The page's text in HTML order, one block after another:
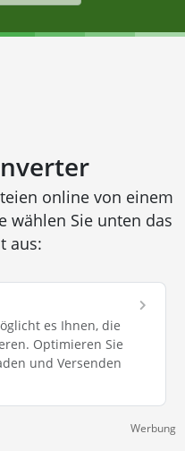
online von einem
wählen Sie unten das
aus:
es Ihnen, die
Optimieren Sie
und Versenden
Werbung